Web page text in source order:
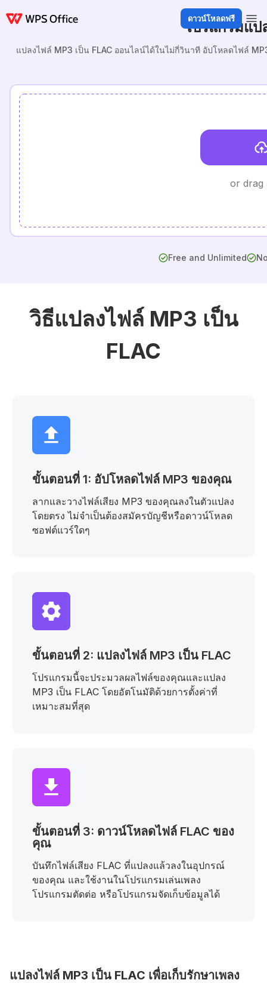
ดาวน์โหลดฟรี
โปรแกรมแป
แปลงไฟล์ MP3 เป็น FLAC ออนไลน์ได้ในไม่กี่วินาที อัปโหลดไฟล์
or drag
Free and Unlimited
วิธีแปลงไฟล์ MP3 เป็น
FLAC
ขั้นตอนที่ 1: อัปโหลดไฟล์ MP3 ของคุณ
ลากและวางไฟล์เสียง MP3 ของคุณลงในตัวแปลง
โดยตรง ไม่จำเป็นต้องสมัครบัญชีหรือดาวน์โหลด
ซอฟต์แวร์ใดๆ
ขั้นตอนที่ 2: แปลงไฟล์ MP3 เป็น FLAC
โปรแกรมนี้จะประมวลผลไฟล์ของคุณและแปลง
MP3 เป็น FLAC โดยอัตโนมัติด้วยการตั้งค่าที่
เหมาะสมที่สุด
ขั้นตอนที่ 3: ดาวน์โหลดไฟล์ FLAC ของ
คุณ
บันทึกไฟล์เสียง FLAC ที่แปลงแล้วลงในอุปกรณ์
ของคุณ และใช้งานในโปรแกรมเล่นเพลง
โปรแกรมตัดต่อ หรือโปรแกรมจัดเก็บข้อมูลได้
แปลงไฟล์ MP3 เป็น FLAC เพื่อเก็บรักษาเพลง